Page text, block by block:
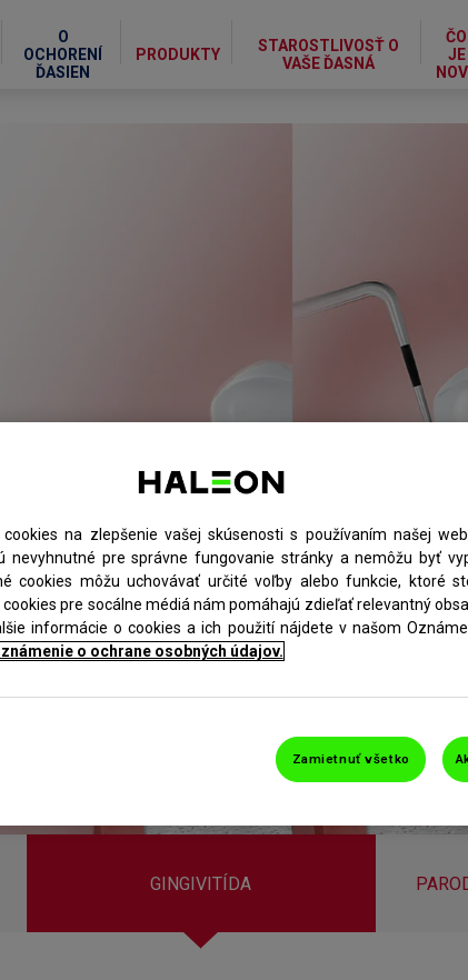
O
OCHORENÍ
ĎASIEN
PRODUKTY
STAROSTLIVOSŤ O
VAŠE ĎASNÁ
ČO
JE
GINGIVITÍDA
na zlepšenie vašej skúsenosti s používaním našej
nevyhnutné pre správne fungovanie stránky a nemôžu byť
cookies môžu uchovávať určité voľby alebo funkcie, ktoré
pre socálne médiá nám pomáhajú zdieľať relevantný
informácie o cookies a ich použití nájdete v našom
o ochrane osobných údajov.
Zamietnuť všetko